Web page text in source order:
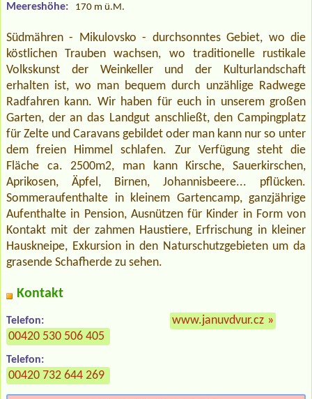
Meereshöhe: 170 m ü.M.
Südmähren - Mikulovsko - durchsonntes Gebiet, wo die
köstlichen Trauben wachsen, wo traditionelle rustikale
Volkskunst der Weinkeller und der Kulturlandschaft
erhalten ist, wo man bequem durch unzählige Radwege
Radfahren kann. Wir haben für euch in unserem großen
Garten, der an das Landgut anschließt, den Campingplatz
für Zelte und Caravans gebildet oder man kann nur so unter
dem freien Himmel schlafen. Zur Verfügung steht die
Fläche ca. 2500m2, man kann Kirsche, Sauerkirschen,
Aprikosen, Äpfel, Birnen, Johannisbeere... pflücken.
Sommeraufenthalte in kleinem Gartencamp, ganzjährige
Aufenthalte in Pension, Ausnützen für Kinder in Form von
Kontakt mit der zahmen Haustiere, Erfrischung in kleiner
Hauskneipe, Exkursion in den Naturschutzgebieten um da
grasende Schafherde zu sehen.
Kontakt
Telefon:
00420 530 506 405
Telefon:
00420 732 644 269
www.januvdvur.cz »